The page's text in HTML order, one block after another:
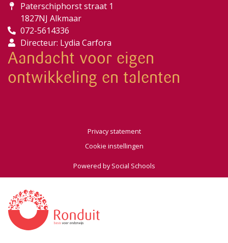
Paterschiphorst straat 1
1827NJ Alkmaar
072-5614336
Directeur: Lydia Carfora
Aandacht voor eigen
ontwikkeling en talenten
Privacy statement
Cookie instellingen
Powered bySocial Schools